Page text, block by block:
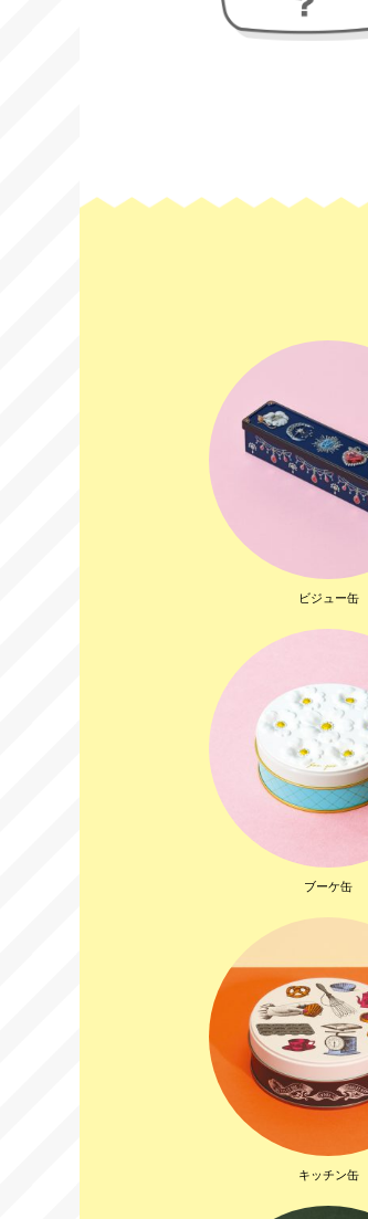
ビジュー缶
ブーケ缶
キッチン缶